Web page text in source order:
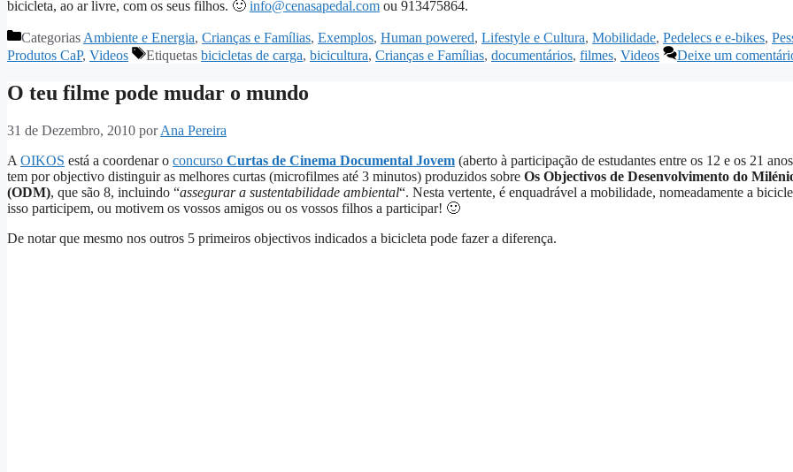
bicicleta, ao ar livre, com os seus filhos. 🙂 info@cenasapedal.com ou 913475864.
Categorias Ambiente e Energia, Crianças e Famílias, Exemplos, Human powered, Lifestyle e Cultura, Mobilidade, Pedelecs e e-bikes,
Produtos CaP, Videos Etiquetas bicicletas de carga, bicicultura, Crianças e Famílias, documentários, filmes, Videos Deixe um
O teu filme pode mudar o mundo
31 de Dezembro, 2010 porAna Pereira
A OIKOS está a coordenar o concurso Curtas de Cinema Documental Jovem (aberto à participação de estudantes entre os 12 e os 21
tem por objectivo distinguir as melhores curtas (microfilmes até 3 minutos) produzidos sobre Os Objectivos de Desenvolvimento do
(ODM), que são 8, incluindo “assegurar a sustentabilidade ambiental“. Nesta vertente, é enquadrável a mobilidade, nomeadamente a
isso participem, ou motivem os vossos amigos ou os vossos filhos a participar! 🙂
De notar que mesmo nos outros 5 primeiros objectivos indicados a bicicleta pode fazer a diferença.